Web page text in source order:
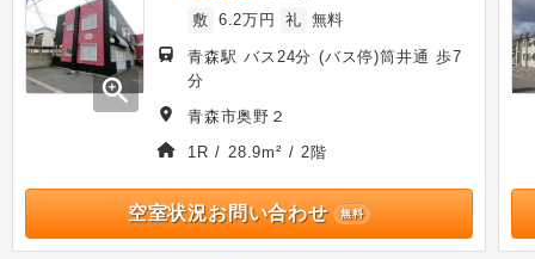
zoom_in
敷 6.2万円 礼 無料
青森駅 バス24分 (バス停)筒井通 歩7
分
青森市奥野２
1R / 28.9m² / 2階
空室状況お問い合わせ 無料